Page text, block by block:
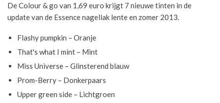
De Colour & go van 1,69 euro krijgt 7 nieuwe tinten in de
update van de Essence nagellak lente en zomer 2013.
Flashy pumpkin – Oranje
That's what I mint – Mint
Miss Universe – Glinsterend blauw
Prom-Berry – Donkerpaars
Upper green side – Lichtgroen